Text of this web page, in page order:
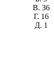
В. 36
Г. 16
Д. 1